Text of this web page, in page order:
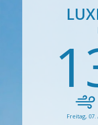
Freitag, 07.